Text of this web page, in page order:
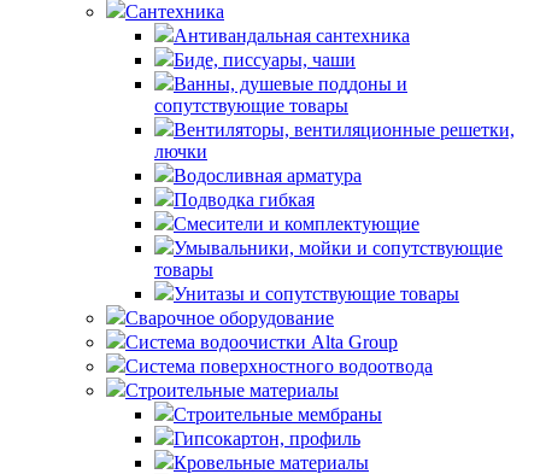
Сантехника
Антивандальная сантехника
Биде, писсуары, чаши
Ванны, душевые поддоны и
сопутствующие товары
Вентиляторы, вентиляционные решетки,
лючки
Водосливная арматура
Подводка гибкая
Смесители и комплектующие
Умывальники, мойки и сопутствующие
товары
Унитазы и сопутствующие товары
Сварочное оборудование
Система водоочистки Alta Group
Система поверхностного водоотвода
Строительные материалы
Строительные мембраны
Гипсокартон, профиль
Кровельные материалы